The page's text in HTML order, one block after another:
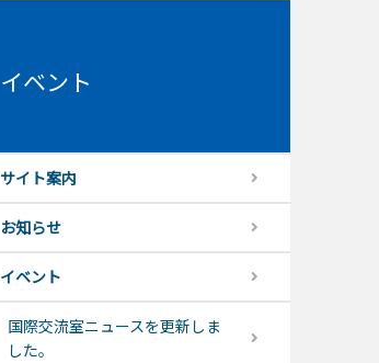
イベント
サイト案内
お知らせ
イベント
国際交流室ニュースを更新しま
した。